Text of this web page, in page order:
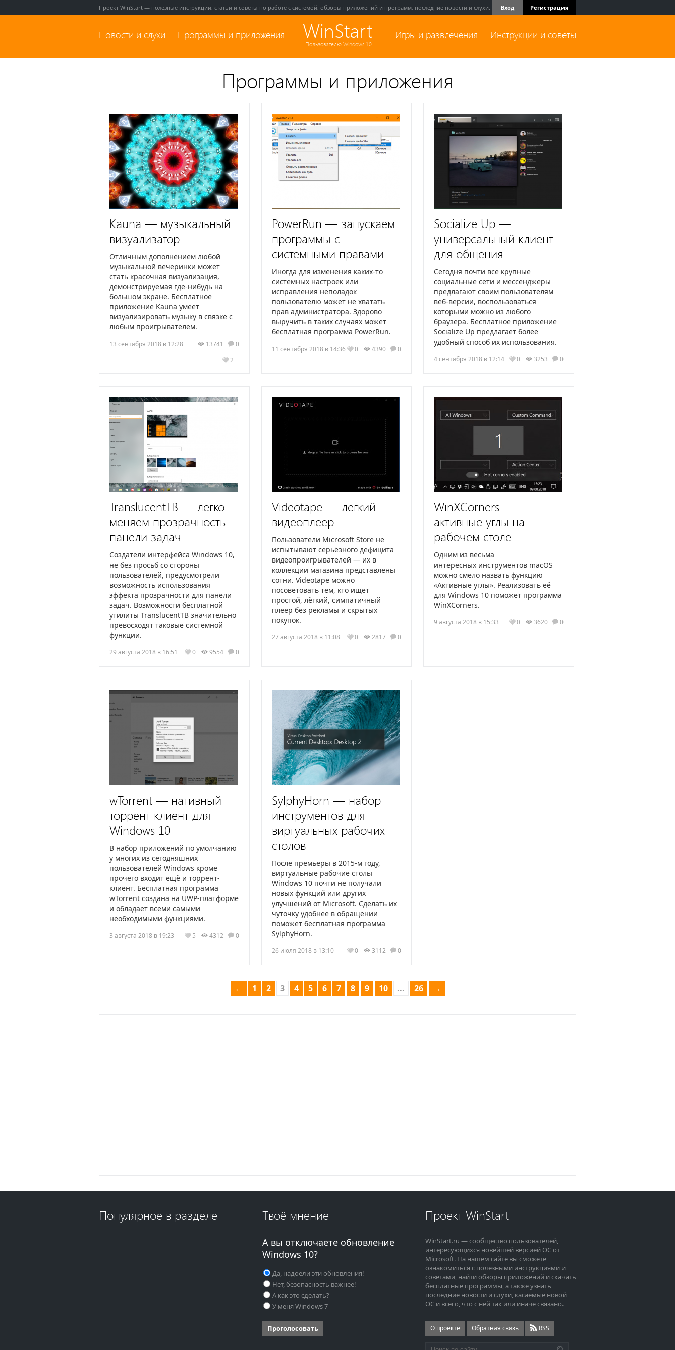
Проект WinStart — полезные инструкции, статьи и советы по работе с системой, обзоры приложений и программ, последние новости и слухи. Вход Регистрация
Новости и слухи Программы и приложения WinStart
Пользователю Windows 10
Игры и развлечения Инструкции и советы
Программы и приложения
Kauna — музыкальный
визуализатор
Отличным дополнением любой
музыкальной вечеринки может
стать красочная визуализация,
демонстрируемая где-нибудь на
большом экране. Бесплатное
приложение Kauna умеет
визуализировать музыку в связке с
любым проигрывателем.
13 сентября 2018 в 12:28 13741
0
2
PowerRun — запускаем
программы с
системными правами
Иногда для изменения каких-то
системных настроек или
исправления неполадок
пользователю может не хватать
прав администратора. Здорово
выручить в таких случаях может
бесплатная программа PowerRun.
11 сентября 2018 в 14:36 4390 0
0
Socialize Up —
универсальный клиент
для общения
Сегодня почти все крупные
социальные сети и мессенджеры
предлагают своим пользователям
веб-версии, воспользоваться
которыми можно из любого
браузера. Бесплатное приложение
Socialize Up предлагает более
удобный способ их использования.
4 сентября 2018 в 12:14 3253 0
0
TranslucentTB — легко
меняем прозрачность
панели задач
Создатели интерфейса Windows 10,
не без просьб со стороны
пользователей, предусмотрели
возможность использования
эффекта прозрачности для панели
задач. Возможности бесплатной
утилиты TranslucentTB значительно
превосходят таковые системной
функции.
29 августа 2018 в 16:51 9554 0
0
Videotape — лёгкий
видеоплеер
Пользователи Microsoft Store не
испытывают серьёзного дефицита
видеопроигрывателей — их в
коллекции магазина представлены
сотни. Videotape можно
посоветовать тем, кто ищет
простой, лёгкий, симпатичный
плеер без рекламы и скрытых
покупок.
27 августа 2018 в 11:08 2817 0
0
WinXCorners —
активные углы на
рабочем столе
Одним из весьма
интересных инструментов macOS
можно смело назвать функцию
«Активные углы». Реализовать её
для Windows 10 поможет программа
WinXCorners.
9 августа 2018 в 15:33 3620 0
0
wTorrent — нативный
торрент клиент для
Windows 10
В набор приложений по умолчанию
у многих из сегодняшних
пользователей Windows кроме
прочего входит ещё и торрент-
клиент. Бесплатная программа
wTorrent создана на UWP-платформе
и обладает всеми самыми
необходимыми функциями.
3 августа 2018 в 19:23 4312 0
5
SylphyHorn — набор
инструментов для
виртуальных рабочих
столов
После премьеры в 2015-м году,
виртуальные рабочие столы
Windows 10 почти не получали
новых функций или других
улучшений от Microsoft. Сделать их
чуточку удобнее в обращении
поможет бесплатная программа
SylphyHorn.
26 июля 2018 в 13:10 3112 0
0
← 1 2 3 4 5 6 7 8 9 10 ... 26 →
Популярное в разделе Твоё мнение
А вы отключаете обновление
Windows 10?
Да, надоели эти обновления!
Нет, безопасность важнее!
А как это сделать?
У меня Windows 7
Проголосовать
Проект WinStart
WinStart.ru — сообщество пользователей,
интересующихся новейшей версией ОС от
Microsoft. На нашем сайте вы сможете
ознакомиться с полезными инструкциями и
советами, найти обзоры приложений и скачать
бесплатные программы, а также узнать
последние новости и слухи, касаемые новой
ОС и всего, что с ней так или иначе связано.
О проекте Обратная связь RSS